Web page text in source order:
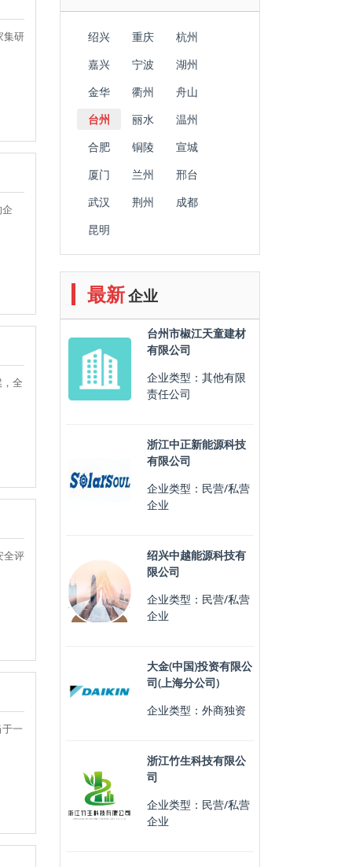
集研
全
全评
一
绍兴 重庆
杭州
嘉兴
宁波
湖州
金华
衢州
舟山
台州
丽水
温州
合肥
铜陵
宣城
厦门
兰州
邢台
武汉
荆州
成都
昆明
最新企业
台州市椒江天童建材
有限公司
企业类型：其他有限
责任公司
浙江中正新能源科技
有限公司
企业类型：民营/私营
企业
绍兴中越能源科技有
限公司
企业类型：民营/私营
企业
大金(中国)投资有限公
司(上海分公司)
企业类型：外商独资
浙江竹生科技有限公
司
企业类型：民营/私营
企业